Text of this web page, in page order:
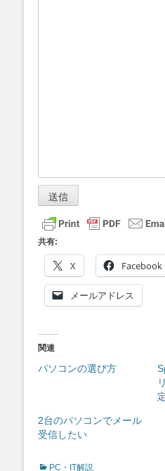
送信
共有:
X Facebook
メールアドレス
関連
パソコンの選び方
2台のパソコンでメール
受信したい
Categories
PC・IT解説